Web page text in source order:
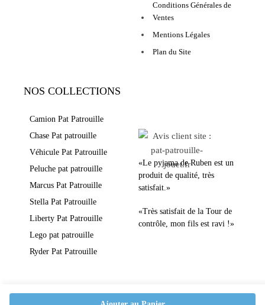
Conditions Générales de
Ventes
Mentions Légales
Plan du Site
NOS COLLECTIONS
Camion Pat Patrouille
Chase Pat patrouille
Véhicule Pat Patrouille
Peluche pat patrouille
Marcus Pat Patrouille
Stella Pat Patrouille
Liberty Pat Patrouille
Lego pat patrouille
Ryder Pat Patrouille
«Le pyjama de Ruben est un
produit de qualité, très
satisfait.»
«Très satisfait de la Tour de
contrôle, mon fils est ravi !»